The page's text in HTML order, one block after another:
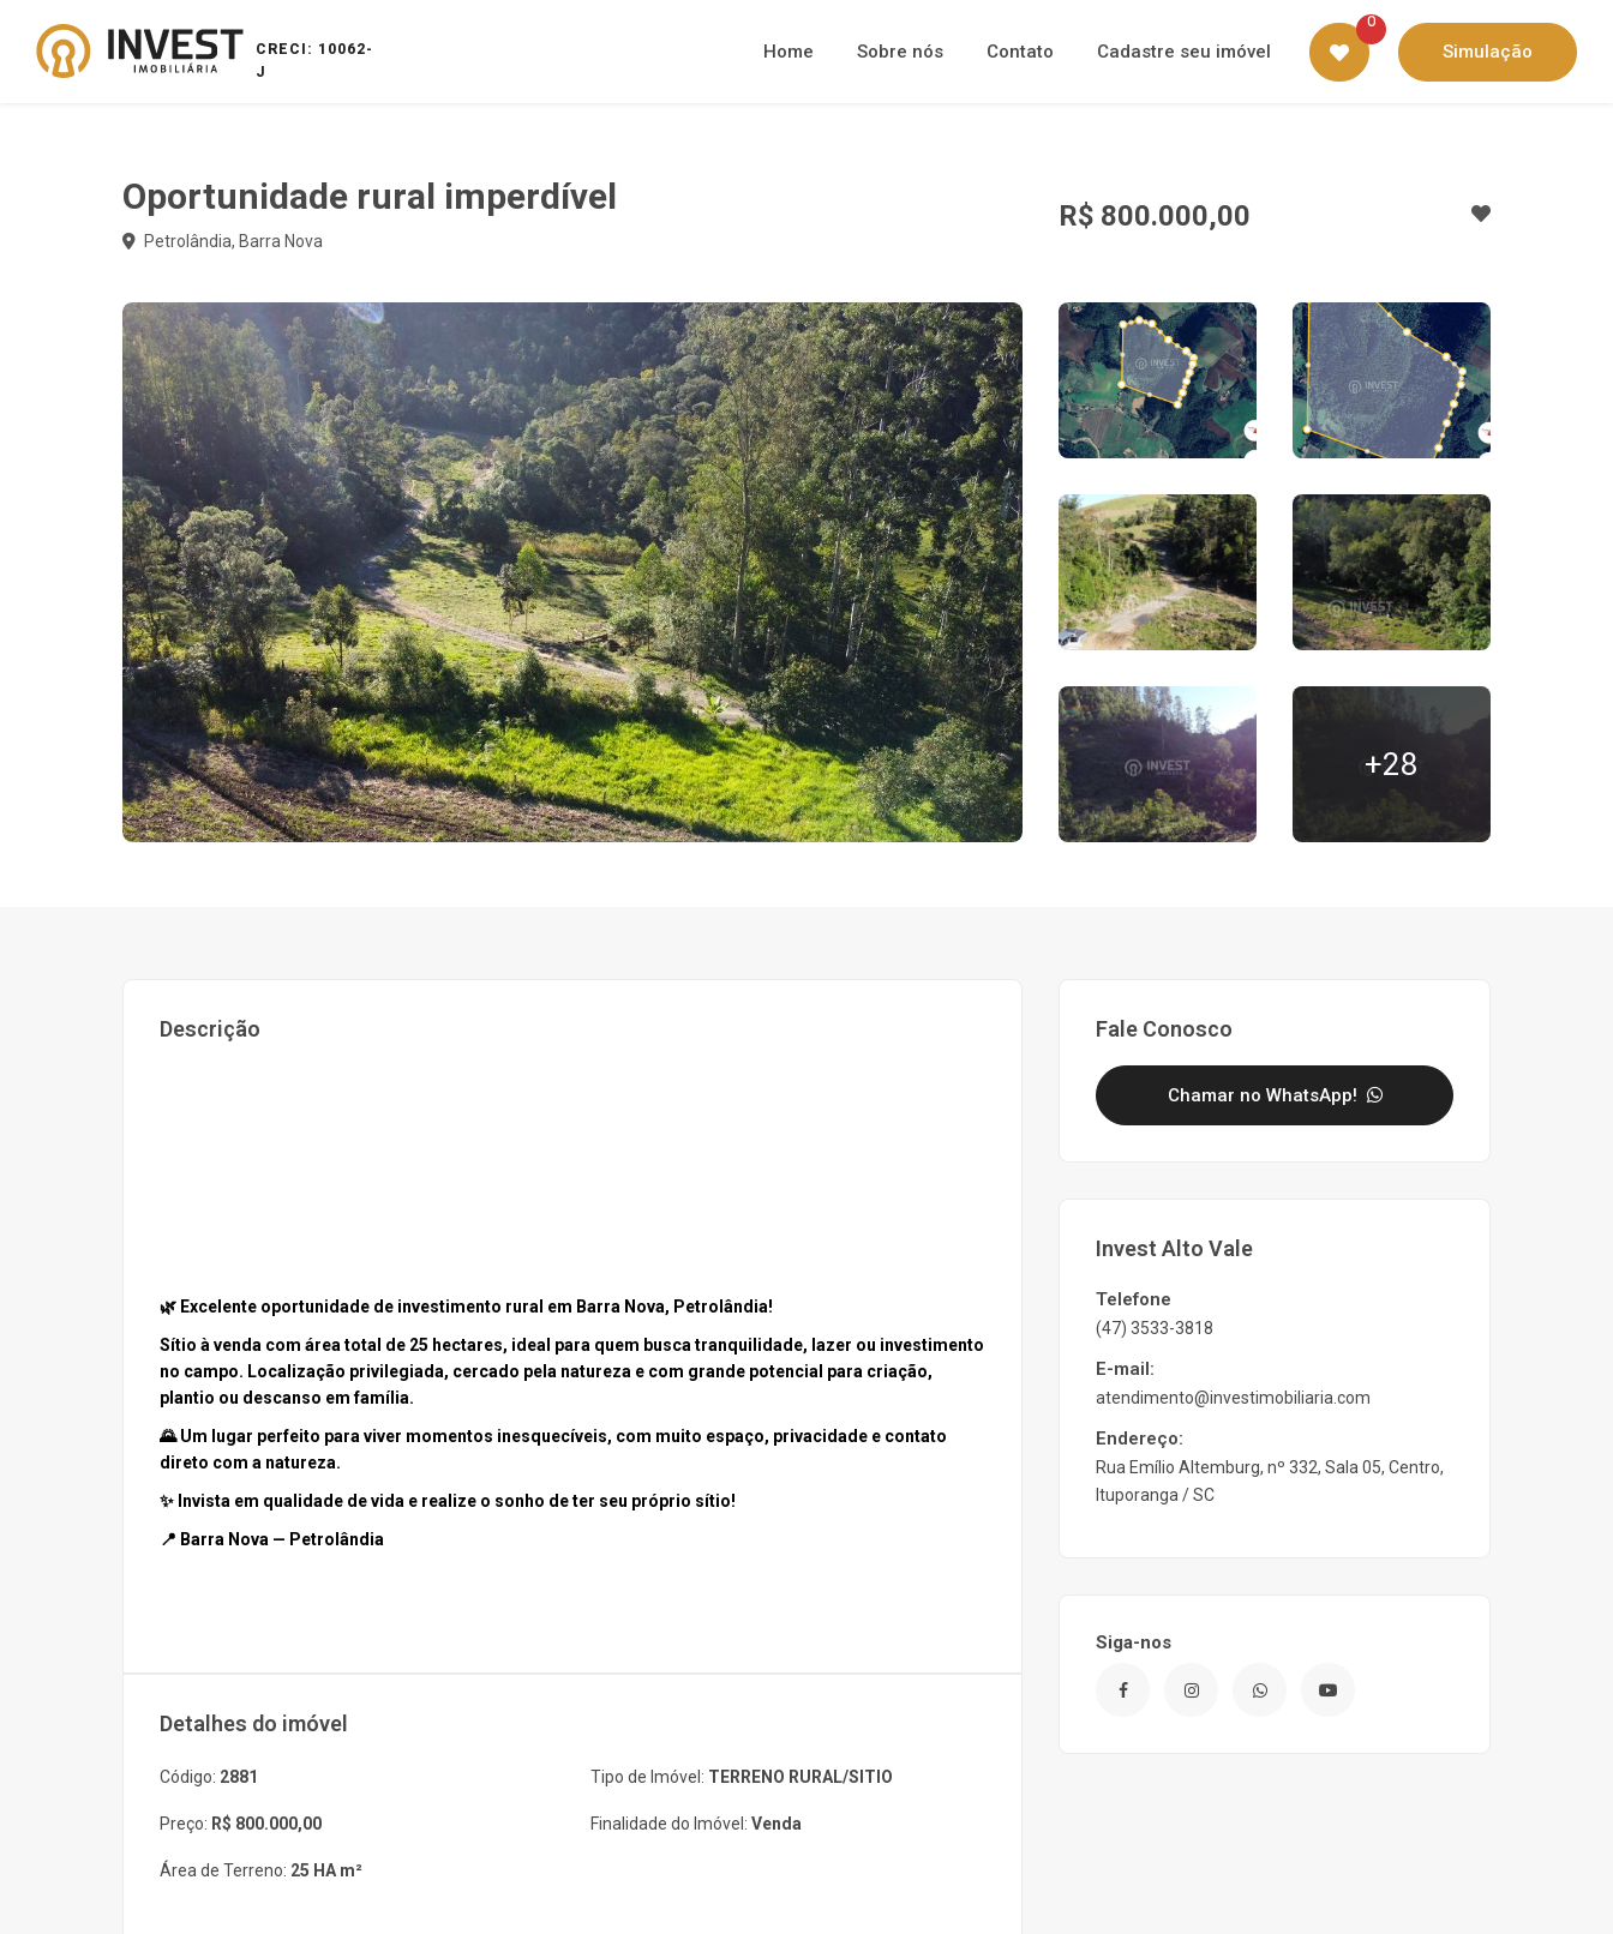
CRECI: 10062-
J
Home Sobre nós Contato Cadastre seu imóvel
0
Simulação
Oportunidade rural imperdível
Petrolândia, Barra Nova
R$ 800.000,00
+28
Descrição
🌿 Excelente oportunidade de investimento rural em Barra Nova, Petrolândia!
Sítio à venda com área total de 25 hectares, ideal para quem busca tranquilidade, lazer ou investimento
no campo. Localização privilegiada, cercado pela natureza e com grande potencial para criação,
plantio ou descanso em família.
🌄 Um lugar perfeito para viver momentos inesquecíveis, com muito espaço, privacidade e contato
direto com a natureza.
✨ Invista em qualidade de vida e realize o sonho de ter seu próprio sítio!
📍 Barra Nova — Petrolândia
Detalhes do imóvel
Código: 2881
Preço: R$ 800.000,00
Área de Terreno: 25 HA m²
Tipo de Imóvel: TERRENO RURAL/SITIO
Finalidade do Imóvel: Venda
Fale Conosco
Chamar no WhatsApp!
Invest Alto Vale
Telefone
(47) 3533-3818
E-mail:
atendimento@investimobiliaria.com
Endereço:
Rua Emílio Altemburg, nº 332, Sala 05, Centro,
Ituporanga / SC
Siga-nos